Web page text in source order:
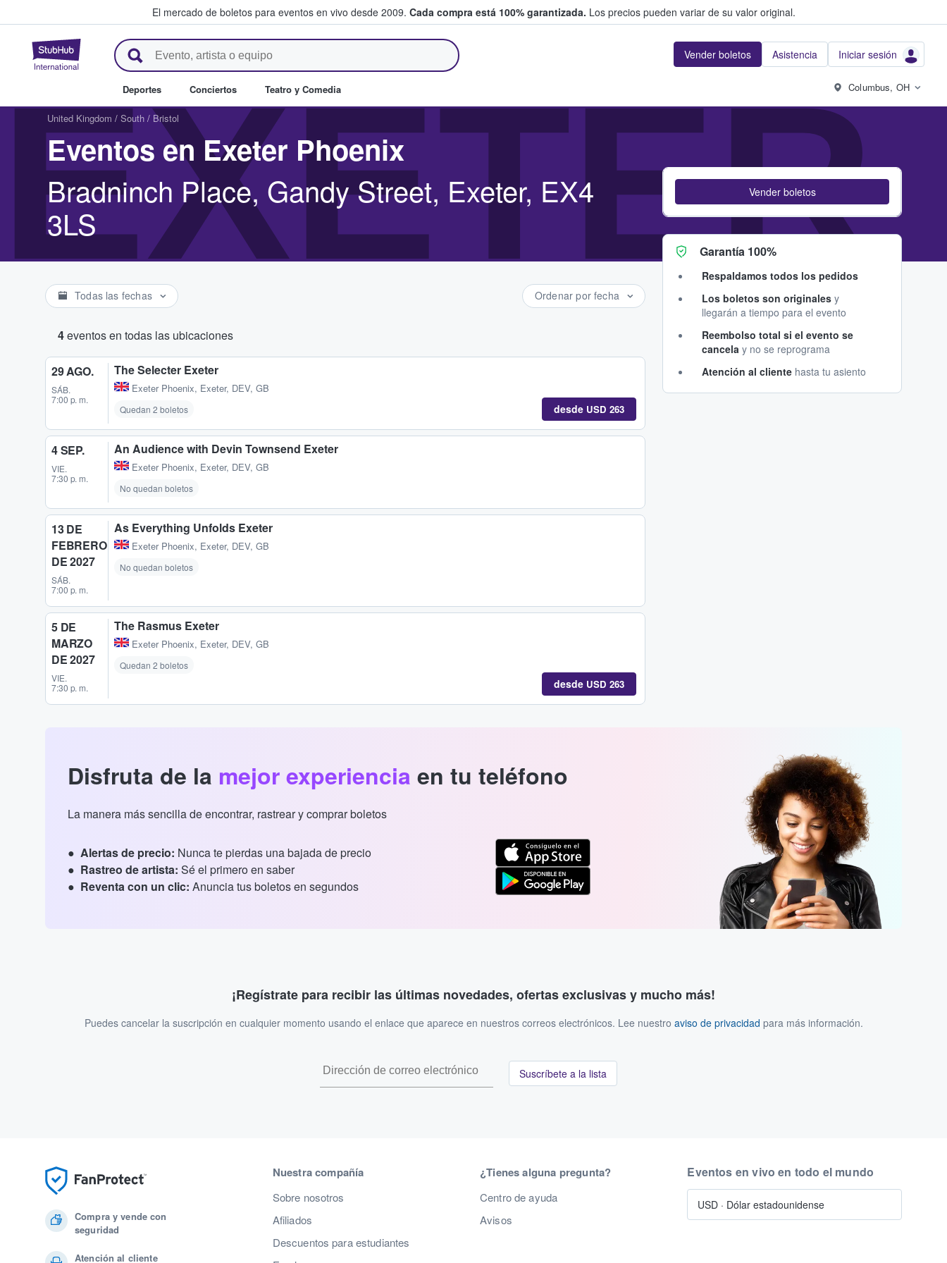
El mercado de boletos para eventos en vivo desde 2009. Cada compra está 100% garantizada. Los precios pueden variar de su valor original.
StubHub: donde los fans compran y venden boletos Vender boletos Asistencia Iniciar sesión
Deportes Conciertos Teatro y Comedia Columbus, OH
EXETER
United Kingdom / South / Bristol
Eventos en Exeter Phoenix
Bradninch Place, Gandy Street, Exeter, EX4
3LS
Todas las fechas Ordenar por fecha
4eventos en todas las ubicaciones
29 AGO.
SÁB.
7:00 p. m.
The Selecter Exeter
Exeter Phoenix, Exeter, DEV, GB
Quedan 2 boletos desde USD 263
4 SEP.
VIE.
7:30 p. m.
An Audience with Devin Townsend Exeter
Exeter Phoenix, Exeter, DEV, GB
No quedan boletos
13 DE
FEBRERO
DE 2027
SÁB.
7:00 p. m.
As Everything Unfolds Exeter
Exeter Phoenix, Exeter, DEV, GB
No quedan boletos
5 DE
MARZO
DE 2027
VIE.
7:30 p. m.
The Rasmus Exeter
Exeter Phoenix, Exeter, DEV, GB
Quedan 2 boletos
desde USD 263
Vender boletos
Garantía 100%
Respaldamos todos los pedidos
Los boletos son originales y
llegarán a tiempo para el evento
Reembolso total si el evento se
cancela y no se reprograma
Atención al cliente hasta tu asiento
Disfruta de la mejor experiencia en tu teléfono
La manera más sencilla de encontrar, rastrear y comprar boletos
Alertas de precio: Nunca te pierdas una bajada de precio
Rastreo de artista: Sé el primero en saber
Reventa con un clic: Anuncia tus boletos en segundos
¡Regístrate para recibir las últimas novedades, ofertas exclusivas y mucho más!
Puedes cancelar la suscripción en cualquier momento usando el enlace que aparece en nuestros correos electrónicos. Lee nuestro aviso de privacidad para más información.
Suscríbete a la lista
Compra y vende con
seguridad
Atención al cliente
Nuestra compañía
Sobre nosotros
Afiliados
Descuentos para estudiantes
¿Tienes alguna pregunta?
Centro de ayuda
Avisos
Eventos en vivo en todo el mundo
USD · Dólar estadounidense